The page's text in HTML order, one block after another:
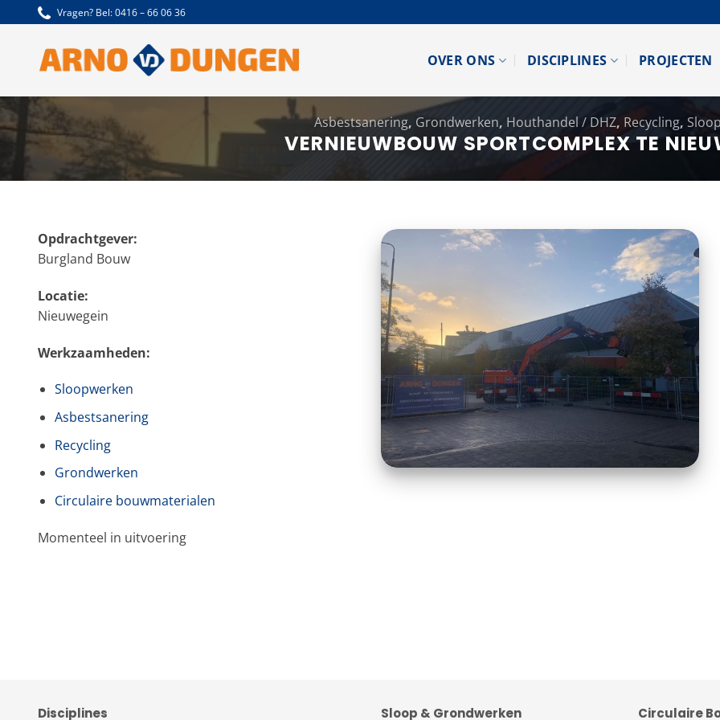
naar
Vragen? Bel:0416 – 66 06 36
OVER ONS DISCIPLINES PROJECTEN
Asbestsanering, Grondwerken, Houthandel / DHZ, Recycling,
VERNIEUWBOUW SPORTCOMPLEX TE
Opdrachtgever:
Burgland Bouw
Locatie:
Nieuwegein
Werkzaamheden:
Sloopwerken
Asbestsanering
Recycling
Grondwerken
Circulaire bouwmaterialen
Momenteel in uitvoering
Disciplines Sloop & Grondwerken Circulaire